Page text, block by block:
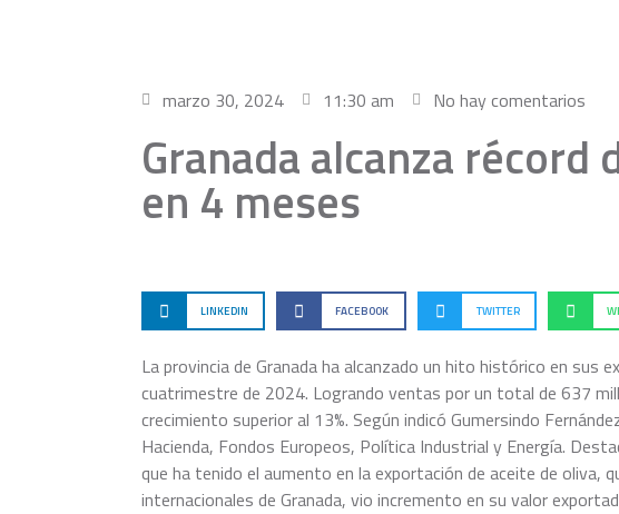
marzo 30, 2024 11:30 am No hay comentarios
Granada alcanza récord
en 4 meses
LINKEDIN FACEBOOK TWITTER
La provincia de Granada ha alcanzado un hito histórico en sus
cuatrimestre de 2024. Logrando ventas por un total de 637
crecimiento superior al 13%. Según indicó Gumersindo
Hacienda, Fondos Europeos, Política Industrial y Energía.
que ha tenido el aumento en la exportación de aceite de oliva,
internacionales de Granada, vio incremento en su valor